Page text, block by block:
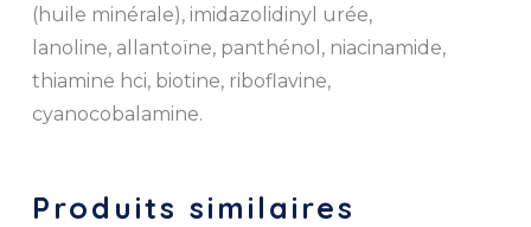
(huile minérale), imidazolidinyl urée,
lanoline, allantoïne, panthénol, niacinamide,
thiamine hci, biotine, riboflavine,
cyanocobalamine.
Produits similaires